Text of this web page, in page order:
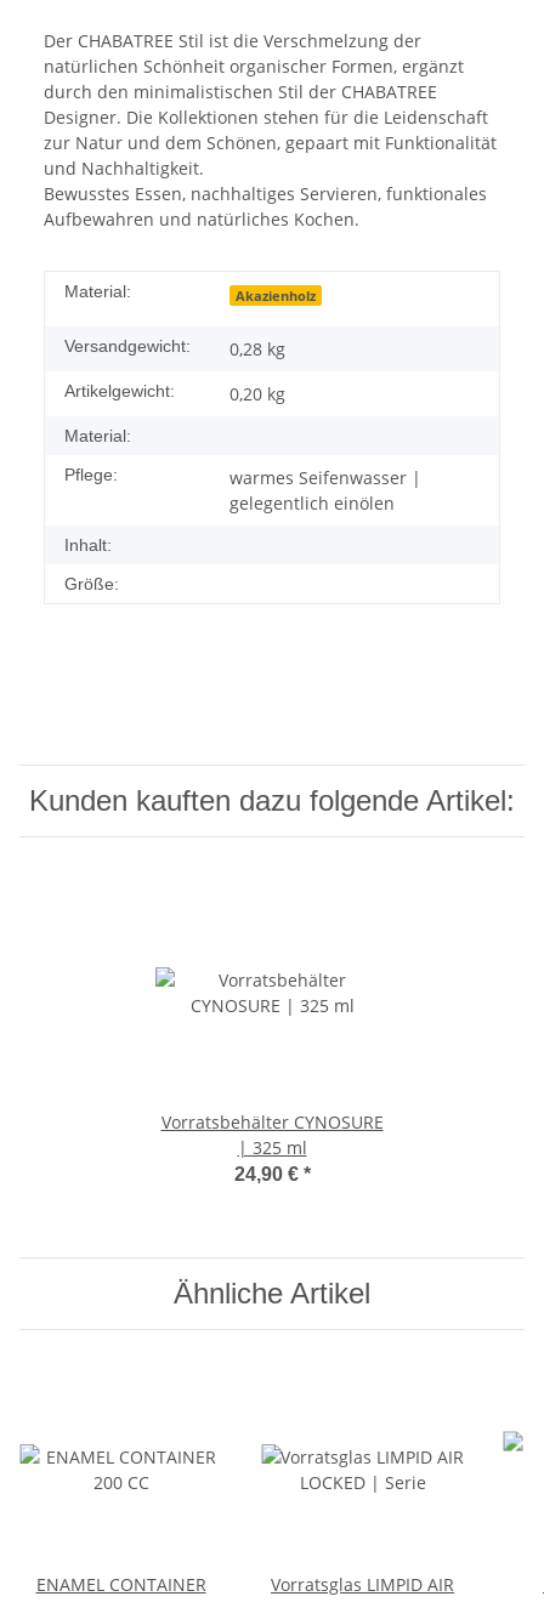
Der CHABATREE Stil ist die Verschmelzung der
natürlichen Schönheit organischer Formen, ergänzt
durch den minimalistischen Stil der CHABATREE
Designer. Die Kollektionen stehen für die Leidenschaft
zur Natur und dem Schönen, gepaart mit Funktionalität
und Nachhaltigkeit.
Bewusstes Essen, nachhaltiges Servieren, funktionales
Aufbewahren und natürliches Kochen.
Material: Akazienholz
Versandgewicht: 0,28 kg
Artikelgewicht: 0,20 kg
Material:
Pflege:
warmes Seifenwasser |
gelegentlich einölen
Inhalt:
Größe:
Kunden kauften dazu folgende Artikel:
Vorratsbehälter CYNOSURE
| 325 ml
24,90 € *
Ähnliche Artikel
ENAMEL CONTAINER
Vorratsglas LIMPID AIR